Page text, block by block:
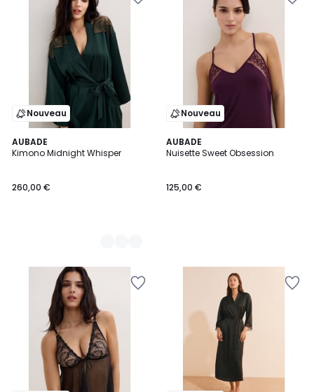
Nouveau
AUBADE
Kimono Midnight Whisper
260,00 €
2
Couleurs
Nouveau
AUBADE
Nuisette Sweet Obsession
125,00 €